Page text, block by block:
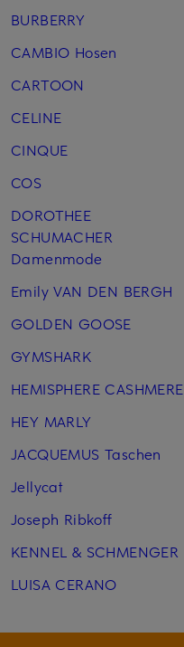
BURBERRY
CAMBIO Hosen
CARTOON
CELINE
CINQUE
COS
DOROTHEE
SCHUMACHER
Damenmode
Emily VAN DEN BERGH
GOLDEN GOOSE
GYMSHARK
HEMISPHERE CASHMERE
HEY MARLY
JACQUEMUS Taschen
Jellycat
Joseph Ribkoff
KENNEL & SCHMENGER
LUISA CERANO